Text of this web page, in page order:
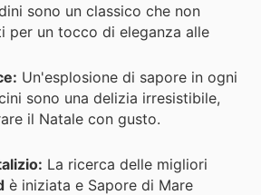
sono un classico che non
per un tocco di eleganza alle
Un'esplosione di sapore in ogni
sono una delizia irresistibile,
il Natale con gusto.
La ricerca delle migliori
è iniziata e Sapore di Mare